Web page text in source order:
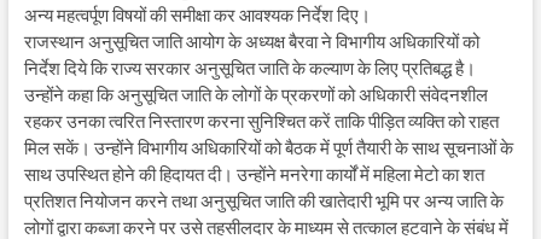
अन्य महत्वर्पूण विषयों की समीक्षा कर आवश्यक निर्देश दिए।
राजस्थान अनुसूचित जाति आयोग के अध्यक्ष बैरवा ने विभागीय अधिकारियों को
निर्देश दिये कि राज्य सरकार अनुसूचित जाति के कल्याण के लिए प्रतिबद्ध है।
उन्होंने कहा कि अनुसूचित जाति के लोगों के प्रकरणों को अधिकारी संवेदनशील
रहकर उनका त्वरित निस्तारण करना सुनिश्चित करें ताकि पीड़ित व्यक्ति को राहत
मिल सकें। उन्होंने विभागीय अधिकारियों को बैठक में पूर्ण तैयारी के साथ सूचनाओं के
साथ उपस्थित होने की हिदायत दी। उन्होंने मनरेगा कार्यों में महिला मेटो का शत
प्रतिशत नियोजन करने तथा अनुसूचित जाति की खातेदारी भूमि पर अन्य जाति के
लोगों द्वारा कब्जा करने पर उसे तहसीलदार के माध्यम से तत्काल हटवाने के संबंध में